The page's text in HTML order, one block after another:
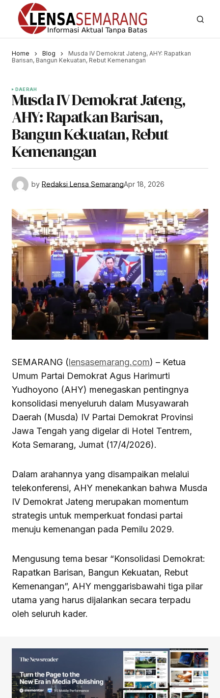
Home Blog
Musda IV Demokrat Jateng, AHY: Rapatkan
Barisan, Bangun Kekuatan, Rebut Kemenangan
DAERAH
Musda IV Demokrat Jateng,
AHY: Rapatkan Barisan,
Bangun Kekuatan, Rebut
Kemenangan
by Redaksi Lensa SemarangApr 18, 2026
SEMARANG (lensasemarang.com) – Ketua
Umum Partai Demokrat Agus Harimurti
Yudhoyono (AHY) menegaskan pentingnya
konsolidasi menyeluruh dalam Musyawarah
Daerah (Musda) IV Partai Demokrat Provinsi
Jawa Tengah yang digelar di Hotel Tentrem,
Kota Semarang, Jumat (17/4/2026).
Dalam arahannya yang disampaikan melalui
telekonferensi, AHY menekankan bahwa Musda
IV Demokrat Jateng merupakan momentum
strategis untuk memperkuat fondasi partai
menuju kemenangan pada Pemilu 2029.
Mengusung tema besar “Konsolidasi Demokrat:
Rapatkan Barisan, Bangun Kekuatan, Rebut
Kemenangan”, AHY menggarisbawahi tiga pilar
utama yang harus dijalankan secara terpadu
oleh seluruh kader.